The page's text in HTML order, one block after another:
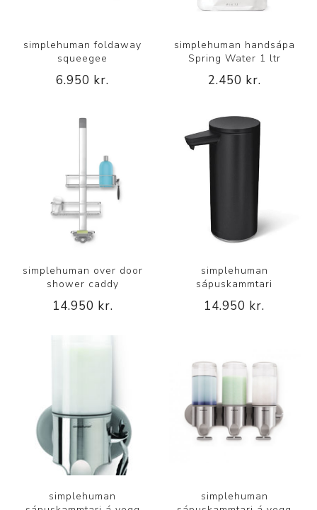
simplehuman foldaway
squeegee
6.950 kr.
simplehuman handsápa
Spring Water 1 ltr
2.450 kr.
simplehuman over door
shower caddy
14.950 kr.
simplehuman
sápuskammtari
14.950 kr.
simplehuman
simplehuman